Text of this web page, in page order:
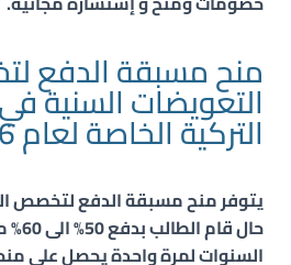
منح مسبقة الدفع
التعويضات السنية
التركية الخاصة لعام 2026
يتوفر منح مسبقة الدفع لتخصص
حال